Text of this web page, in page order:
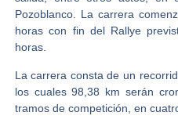
Pozoblanco. La carrera
horas con fin del Rallye
horas.
La carrera consta de un
los cuales 98,38 km serán
tramos de competición, en